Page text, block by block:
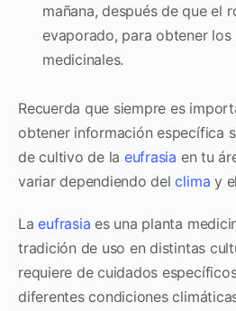
mañana, después de que el
evaporado, para obtener
medicinales.
Recuerda que siempre es
obtener información específica
de cultivo de la eufrasia en tu
variar dependiendo delclima y
Laeufrasia es una planta
tradición de uso en distintas
requiere de cuidados
diferentes condiciones